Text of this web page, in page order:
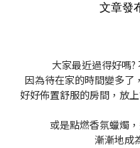
文章發
大家最近過得好嗎?
因為待在家的時間變多了
好好佈置舒服的房間，放
或是點燃香氛蠟燭
漸漸地成